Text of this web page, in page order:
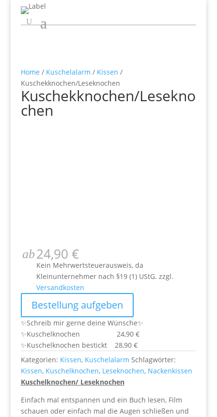
Home / Kuschelalarm / Kissen /
Kuschekknochen/Leseknochen
Kuschekknochen/Lesekno
chen
ab24,90 €
Kein Mehrwertsteuerausweis, da
Kleinunternehmer nach §19 (1) UStG. zzgl.
Versandkosten
Bestellung aufgeben
✨Schreib mir gerne deine Wünsche✨
✨Kuschelknochen 24,90 €
✨Kuschelknochen bestickt 28,90 €
Kategorien: Kissen, Kuschelalarm Schlagwörter:
Kissen, Kuschelknochen, Leseknochen, Nackenkissen
Kuschelknochen/ Leseknochen
Einfach mal entspannen und ein Buch lesen, Film
schauen oder einfach mal die Augen schließen und